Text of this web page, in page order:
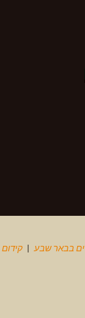
בבאר שבע| קידום